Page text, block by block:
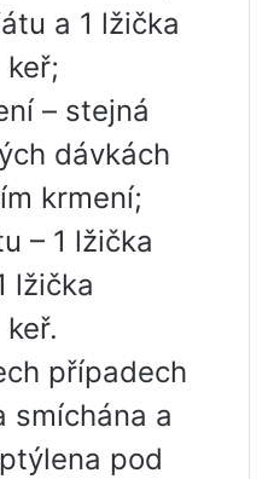
a 1 lžička
– stejná
dávkách
krmení;
– 1 lžička
lžička
případech
smíchána a
pod